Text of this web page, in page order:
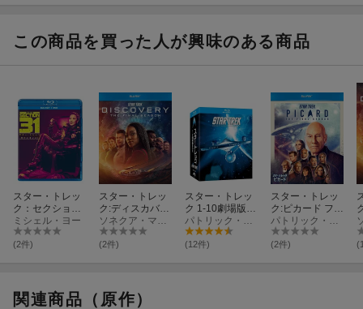
【Blu-ray】
この商品を買った人が興味のある商品
スター・トレッ
ク：セクション
31 ブルーレイ+
DVD セット【Bl
u-ray】
ミシェル・ヨー
(2件)
スター・トレッ
ク:ディスカバリ
ー ファイナル・
シーズン Blu-ray
BOX【Blu-ray】
(2件)
スター・トレッ
ク 1-10劇場版B
OX【Blu-ray】
(12件)
スター・トレッ
ク:ピカード ファ
イナル・シーズ
ン Blu-ray BOX
【Blu-ray】
(2件)
関連商品（原作）